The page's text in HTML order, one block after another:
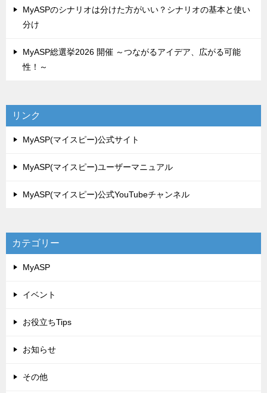
MyASPのシナリオは分けた方がいい？シナリオの基本と使い
分け
MyASP総選挙2026 開催 ～つながるアイデア、広がる可能
性！～
リンク
MyASP(マイスピー)公式サイト
MyASP(マイスピー)ユーザーマニュアル
MyASP(マイスピー)公式YouTubeチャンネル
カテゴリー
MyASP
イベント
お役立ちTips
お知らせ
その他